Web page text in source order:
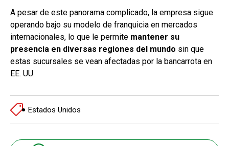
A pesar de este panorama complicado, la empresa sigue
operando bajo su modelo de franquicia en mercados
internacionales, lo que le permite mantener su
presencia en diversas regiones del mundo sin que
estas sucursales se vean afectadas por la bancarrota en
EE. UU.
Estados Unidos